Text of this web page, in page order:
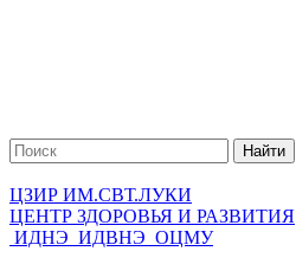
Найти
ЦЗИР ИМ.СВТ.ЛУКИ
ЦЕНТР ЗДОРОВЬЯ И РАЗВИТИЯ
ИДНЭ ИДВНЭ ОЦМУ